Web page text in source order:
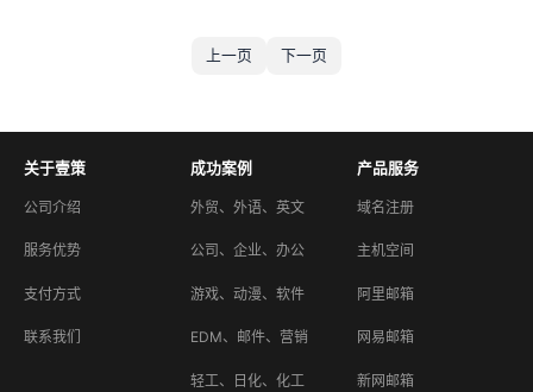
上一页 下一页
关于壹策
公司介绍
服务优势
支付方式
联系我们
成功案例
外贸、外语、英文
公司、企业、办公
游戏、动漫、软件
EDM、邮件、营销
轻工、日化、化工
产品服务
域名注册
主机空间
阿里邮箱
网易邮箱
新网邮箱